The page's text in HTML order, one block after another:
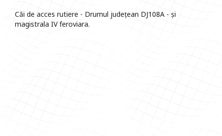
Căi de acces rutiere - Drumul județean DJ108A - și
magistrala IV feroviara.